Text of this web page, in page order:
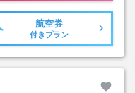
航空券
付きプラン